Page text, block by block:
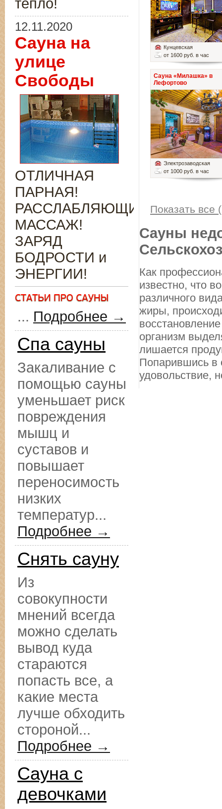
Кунцевская
от 1600 руб. в час
Сауна «Милашка» в
Лефортово
Электрозаводская
от 1000 руб. в час
Показать все
Сауны
Как
известно, что
различного
жиры,
организм
лишается
Попарившись в
удовольствие,
тепло!
12.11.2020
Сауна на
улице
Свободы
ОТЛИЧНАЯ
ПАРНАЯ!
РАССЛАБЛЯЮЩИЙ
МАССАЖ!
ЗАРЯД
БОДРОСТИ и
ЭНЕРГИИ!
... Подробнее →
Спа сауны
Закаливание с
помощью сауны
уменьшает риск
повреждения
мышц и
суставов и
повышает
переносимость
низких
температур...
Подробнее →
Снять сауну
Из
совокупности
мнений всегда
можно сделать
вывод куда
стараются
попасть все, а
какие места
лучше обходить
стороной...
Подробнее →
Сауна с
девочками